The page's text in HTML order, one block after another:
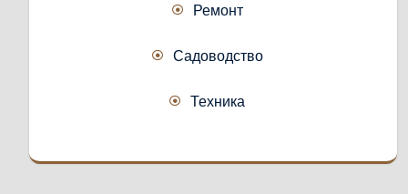
Ремонт
Садоводство
Техника